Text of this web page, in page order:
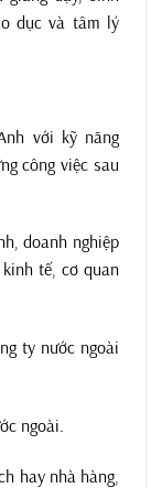
dục và tâm lý
với kỹ năng
công việc sau
doanh nghiệp
tế, cơ quan
ty nước ngoài
ngoài.
hay nhà hàng,